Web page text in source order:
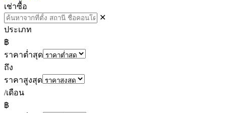
เช่าซื้อ
✕
ประเภท
฿
ราคาต่ำสุด
ถึง
ราคาสูงสุด
/เดือน
฿